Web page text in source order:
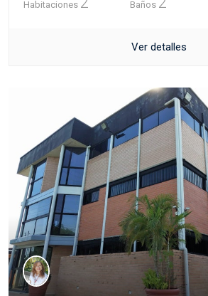
Habitaciones Baños
Ver detalles